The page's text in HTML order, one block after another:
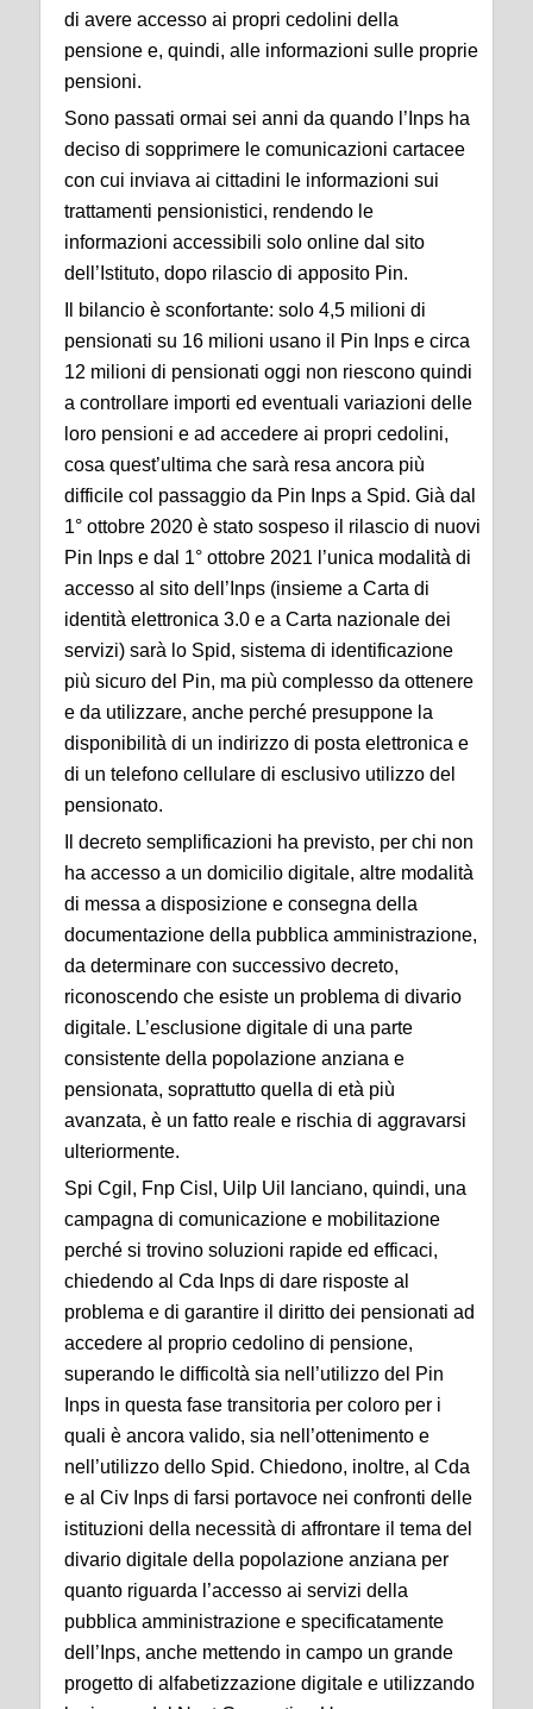
di avere accesso ai propri cedolini della
pensione e, quindi, alle informazioni sulle proprie
pensioni.
Sono passati ormai sei anni da quando l’Inps ha
deciso di sopprimere le comunicazioni cartacee
con cui inviava ai cittadini le informazioni sui
trattamenti pensionistici, rendendo le
informazioni accessibili solo online dal sito
dell’Istituto, dopo rilascio di apposito Pin.
Il bilancio è sconfortante: solo 4,5 milioni di
pensionati su 16 milioni usano il Pin Inps e circa
12 milioni di pensionati oggi non riescono quindi
a controllare importi ed eventuali variazioni delle
loro pensioni e ad accedere ai propri cedolini,
cosa quest’ultima che sarà resa ancora più
difficile col passaggio da Pin Inps a Spid. Già dal
1° ottobre 2020 è stato sospeso il rilascio di nuovi
Pin Inps e dal 1° ottobre 2021 l’unica modalità di
accesso al sito dell’Inps (insieme a Carta di
identità elettronica 3.0 e a Carta nazionale dei
servizi) sarà lo Spid, sistema di identificazione
più sicuro del Pin, ma più complesso da ottenere
e da utilizzare, anche perché presuppone la
disponibilità di un indirizzo di posta elettronica e
di un telefono cellulare di esclusivo utilizzo del
pensionato.
Il decreto semplificazioni ha previsto, per chi non
ha accesso a un domicilio digitale, altre modalità
di messa a disposizione e consegna della
documentazione della pubblica amministrazione,
da determinare con successivo decreto,
riconoscendo che esiste un problema di divario
digitale. L’esclusione digitale di una parte
consistente della popolazione anziana e
pensionata, soprattutto quella di età più
avanzata, è un fatto reale e rischia di aggravarsi
ulteriormente.
Spi Cgil, Fnp Cisl, Uilp Uil lanciano, quindi, una
campagna di comunicazione e mobilitazione
perché si trovino soluzioni rapide ed efficaci,
chiedendo al Cda Inps di dare risposte al
problema e di garantire il diritto dei pensionati ad
accedere al proprio cedolino di pensione,
superando le difficoltà sia nell’utilizzo del Pin
Inps in questa fase transitoria per coloro per i
quali è ancora valido, sia nell’ottenimento e
nell’utilizzo dello Spid. Chiedono, inoltre, al Cda
e al Civ Inps di farsi portavoce nei confronti delle
istituzioni della necessità di affrontare il tema del
divario digitale della popolazione anziana per
quanto riguarda l’accesso ai servizi della
pubblica amministrazione e specificatamente
dell’Inps, anche mettendo in campo un grande
progetto di alfabetizzazione digitale e utilizzando